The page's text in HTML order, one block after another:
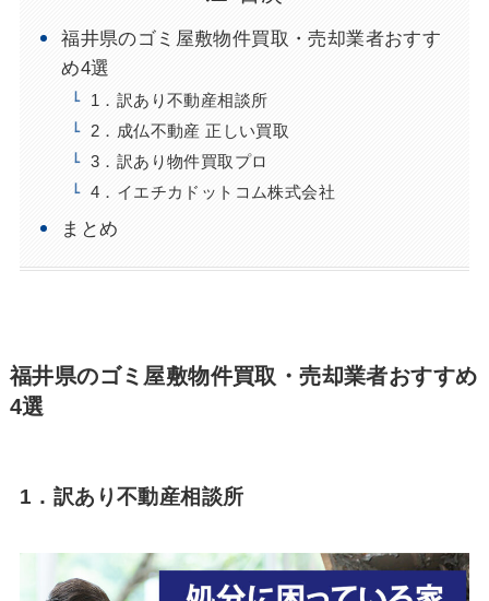
福井県のゴミ屋敷物件買取・売却業者おすす
め4選
1．訳あり不動産相談所
2．成仏不動産 正しい買取
3．訳あり物件買取プロ
4．イエチカドットコム株式会社
まとめ
福井県のゴミ屋敷物件買取・売却業者おすすめ
4選
1．訳あり不動産相談所